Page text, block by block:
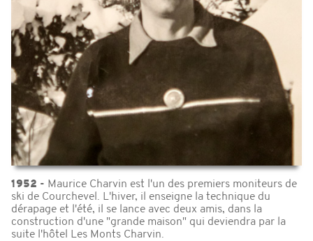
1952 - Maurice Charvin est l'un des premiers moniteurs de
ski de Courchevel. L'hiver, il enseigne la technique du
dérapage et l'été, il se lance avec deux amis, dans la
construction d'une "grande maison" qui deviendra par la
suite l'hôtel Les Monts Charvin.